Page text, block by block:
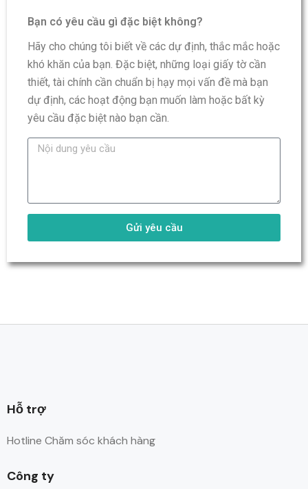
Bạn có yêu cầu gì đặc biệt không?
Hãy cho chúng tôi biết về các dự định, thắc mắc hoặc
khó khăn của bạn. Đặc biệt, những loại giấy tờ cần
thiết, tài chính cần chuẩn bị hạy mọi vấn đề mà bạn
dự định, các hoạt động bạn muốn làm hoặc bất kỳ
yêu cầu đặc biệt nào bạn cần.
Gửi yêu cầu
Hỗ trợ
Hotline Chăm sóc khách hàng
Công ty